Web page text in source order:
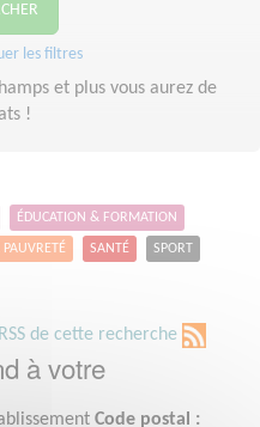
les filtres
et plus vous aurez de
!
ÉDUCATION & FORMATION
PAUVRETÉ SANTÉ SPORT
de cette recherche
à votre
Code postal :